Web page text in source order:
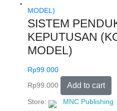
o
t
o
f
SISTEM
KEPUTUSAN
MODEL)
Rp99.000
Rp99.000 Add to cart
Store: MNC Publishing